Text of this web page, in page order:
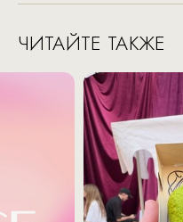
ЧИТАЙТЕ ТАКЖЕ